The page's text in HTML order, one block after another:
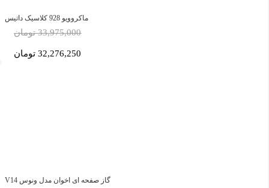
ماکروویو 928 کلاسیک داتیس
33,975,000 تومان
32,276,250 تومان
گاز صفحه ای اخوان مدل ونوس V14